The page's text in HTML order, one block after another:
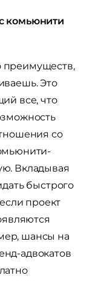
комьюнити
преимуществ,
Это
все, что
со
Вкладывая
быстрого
проект
шансы на
адвокатов